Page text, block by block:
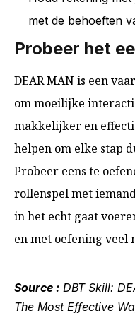
met de behoeften
Probeer het
DEAR MAN is een
om moeilijke
makkelijker en
helpen om elke stap
Probeer eens te
rollenspel met
in het echt gaat
en met oefening
Source : DBT Skill:
The Most Effective